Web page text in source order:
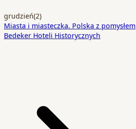
grudzień(2)
Miasta i miasteczka. Polska z pomysłem
Bedeker Hoteli Historycznych